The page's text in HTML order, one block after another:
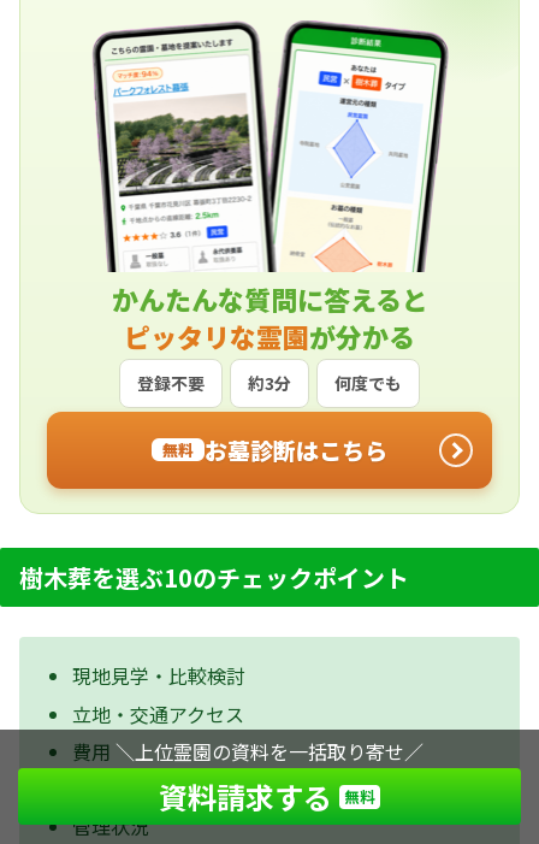
かんたんな質問に答えると
ピッタリな霊園が分かる
登録不要 約3分 何度でも
無料 お墓診断はこちら
樹木葬を選ぶ10のチェックポイント
現地見学・比較検討
立地・交通アクセス
費用
設備
管理状況
＼上位霊園の資料を一括取り寄せ／
資料請求する 無料